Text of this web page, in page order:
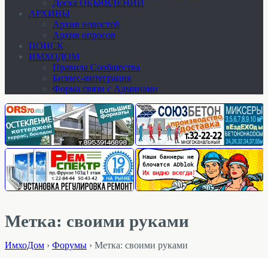
Доска ОБЪЯВЛЕНИЙ
АРХИВЫ
Архив новостей
Архив опросов
ПОИСК
ИМХОДОМ
Правила Сообщества
Бизнес-интеграция
Форма связи с Админами
Метка: своими руками
ИмхоДом › Форумы › Метка: своими руками